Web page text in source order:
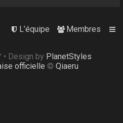
Membres
L’équipe
• Design by PlanetStyles
officielle © Qiaeru